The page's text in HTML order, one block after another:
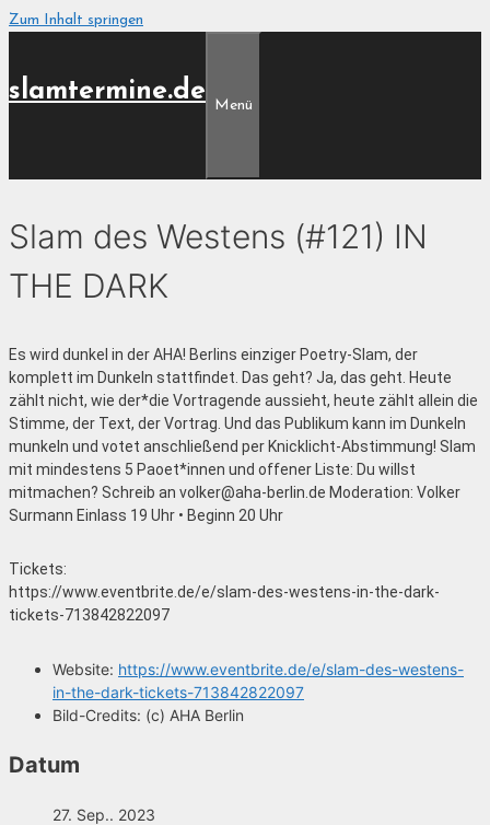
Zum Inhalt springen
slamtermine.de
Menü
Slam des Westens (#121) IN
THE DARK
Es wird dunkel in der AHA! Berlins einziger Poetry-Slam, der
komplett im Dunkeln stattfindet. Das geht? Ja, das geht. Heute
zählt nicht, wie der*die Vortragende aussieht, heute zählt allein die
Stimme, der Text, der Vortrag. Und das Publikum kann im Dunkeln
munkeln und votet anschließend per Knicklicht-Abstimmung! Slam
mit mindestens 5 Paoet*innen und offener Liste: Du willst
mitmachen? Schreib an volker@aha-berlin.de Moderation: Volker
Surmann Einlass 19 Uhr • Beginn 20 Uhr
Tickets:
https://www.eventbrite.de/e/slam-des-westens-in-the-dark-
tickets-713842822097
Website: https://www.eventbrite.de/e/slam-des-westens-
in-the-dark-tickets-713842822097
Bild-Credits: (c) AHA Berlin
Datum
27. Sep.. 2023